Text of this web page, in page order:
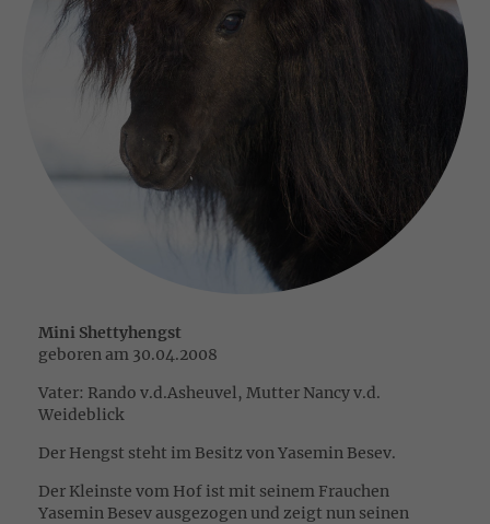
Mini Shettyhengst
geboren am 30.04.2008
Vater: Rando v.d.Asheuvel, Mutter Nancy v.d.
Weideblick
Der Hengst steht im Besitz von Yasemin Besev.
Der Kleinste vom Hof ist mit seinem Frauchen
Yasemin Besev ausgezogen und zeigt nun seinen